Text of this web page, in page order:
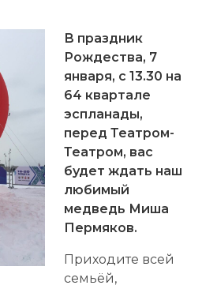
В праздник
Рождества, 7
января, с 13.30 на
64 квартале
эспланады,
перед Театром-
Театром, вас
будет ждать наш
любимый
медведь Миша
Пермяков.
Приходите всей
семьёй,